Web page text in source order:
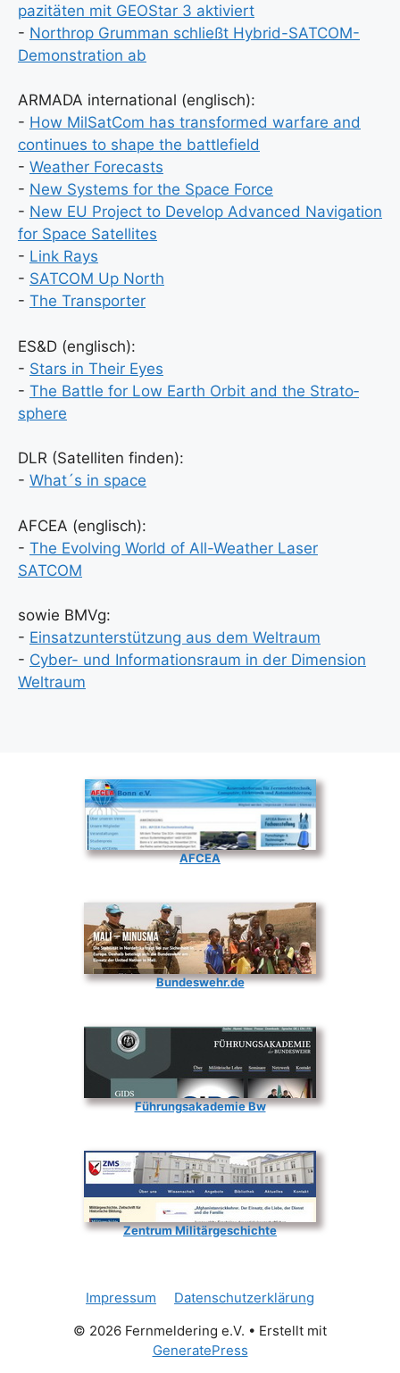
pa­zi­tä­ten mit GEO­Star 3 akti­viert
- Nor­throp Grum­man schließt Hybrid-SAT­COM-
Demons­tra­ti­on ab
ARMADA inter­na­tio­nal (eng­lisch):
- How Mil­Sat­Com has trans­for­med war­fa­re and
con­ti­nues to shape the batt­le­field
- Wea­ther Fore­casts
- New Sys­tems for the Space Force
- New EU Pro­ject to Deve­lop Advan­ced Navi­ga­ti­on
for Space Satel­li­tes
- Link Rays
- SATCOM Up North
- The Trans­por­ter
ES&D (eng­lisch):
- Stars in Their Eyes
- The Batt­le for Low Earth Orbit and the Stra­to­
sphe­re
DLR (Satel­li­ten fin­den):
- What´s in space
AFCEA (eng­lisch):
- The Evol­ving World of All-Wea­ther Laser
SATCOM
sowie BMVg:
- Ein­satz­un­ter­stüt­zung aus dem Welt­raum
- Cyber- und Infor­ma­ti­ons­raum in der Dimen­si­on
Welt­raum
AFCEA
Bundeswehr.de
Führungsakademie Bw
Zentrum Militärgeschichte
Impressum
Datenschutzerklärung
© 2026 Fernmeldering e.V. • Erstellt mit
GeneratePress